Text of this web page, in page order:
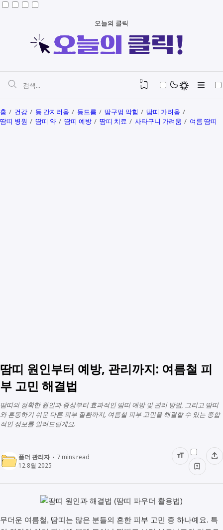
오늘의 클릭
0
홈 건강 등 간지러움 등드름 땀구멍 막힘
땀띠 가려움
땀띠 병원
땀띠 약 땀띠 예방 땀띠 치료 사타구니 가려움 여름 땀띠
땀띠 원인부터 예방, 관리까지: 여름철 피
부 고민 해결법
땀띠의 정확한 원인과 증상부터 효과적인 땀띠 예방 및 관리 방법, 그리고 땀띠
와 혼동하기 쉬운 다른 피부 질환까지, 여름철 피부 고민을 해결할 수 있는 종합
적인 정보를 알려드릴게요.
폴더 관리자 7mins read
12 8월 2025
무더운 여름철, 땀띠는 많은 분들의 흔한 피부 고민 중 하나예요. 특